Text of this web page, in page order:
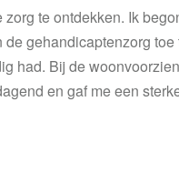
te ontdekken. Ik
gehandicaptenzorg
had. Bij de
en gaf me een